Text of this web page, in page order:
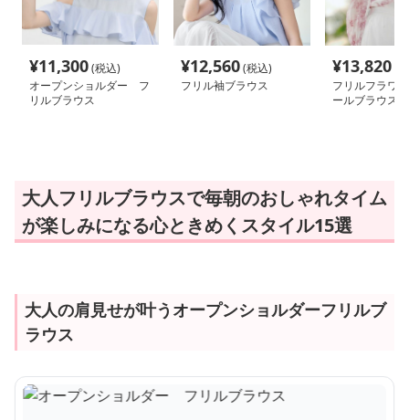
¥11,300(税込)
オープンショルダー フ
リルブラウス
¥12,560(税込)
フリル袖ブラウス
¥13,820
フリルフラワ
ールブラウス
大人フリルブラウスで毎朝のおしゃれタイム
が楽しみになる心ときめくスタイル15選
大人の肩見せが叶うオープンショルダーフリルブ
ラウス